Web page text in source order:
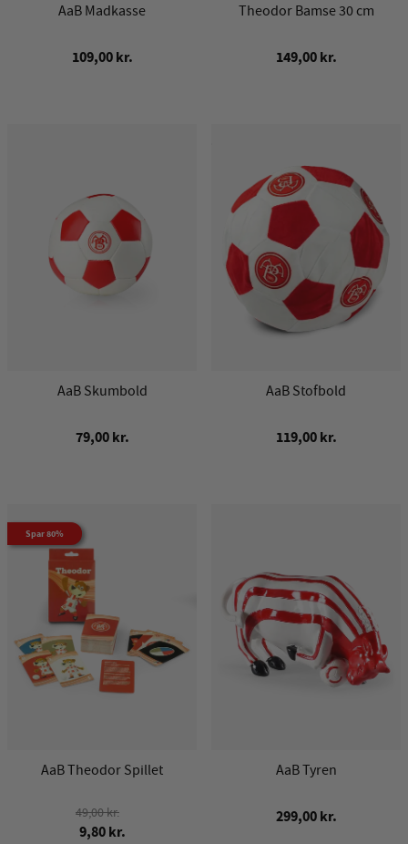
AaB Madkasse
109,00 kr.
Theodor Bamse 30 cm
149,00 kr.
AaB Skumbold
79,00 kr.
AaB Stofbold
119,00 kr.
Spar 80%
AaB Theodor Spillet
49,00 kr.
9,80 kr.
AaB Tyren
299,00 kr.